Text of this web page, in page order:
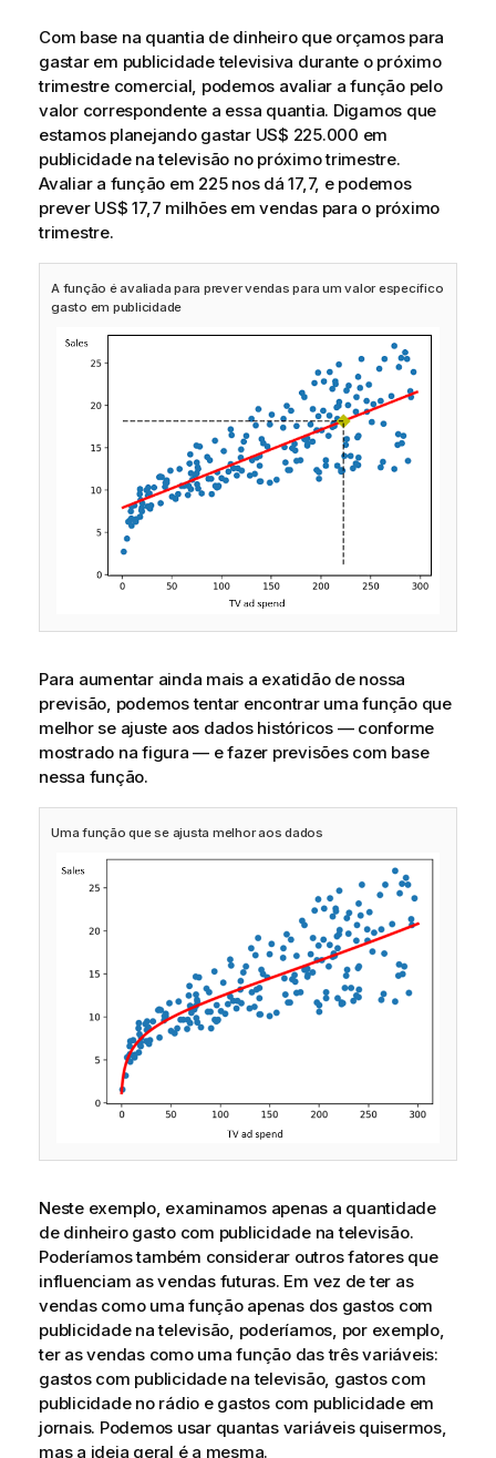
Com base na quantia de dinheiro que orçamos para
gastar em publicidade televisiva durante o próximo
trimestre comercial, podemos avaliar a função pelo
valor correspondente a essa quantia. Digamos que
estamos planejando gastar US$ 225.000 em
publicidade na televisão no próximo trimestre.
Avaliar a função em 225 nos dá 17,7, e podemos
prever US$ 17,7 milhões em vendas para o próximo
trimestre.
A função é avaliada para prever vendas para um valor específico
gasto em publicidade
Para aumentar ainda mais a exatidão de nossa
previsão, podemos tentar encontrar uma função que
melhor se ajuste aos dados históricos — conforme
mostrado na figura — e fazer previsões com base
nessa função.
Uma função que se ajusta melhor aos dados
Neste exemplo, examinamos apenas a quantidade
de dinheiro gasto com publicidade na televisão.
Poderíamos também considerar outros fatores que
influenciam as vendas futuras. Em vez de ter as
vendas como uma função apenas dos gastos com
publicidade na televisão, poderíamos, por exemplo,
ter as vendas como uma função das três variáveis:
gastos com publicidade na televisão, gastos com
publicidade no rádio e gastos com publicidade em
jornais. Podemos usar quantas variáveis quisermos,
mas a ideia geral é a mesma.